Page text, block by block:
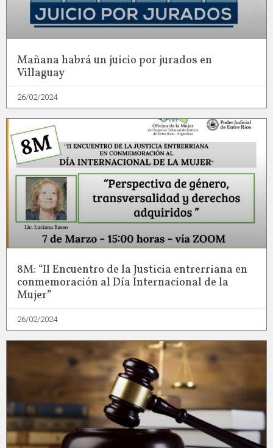
Mañana habrá un juicio por jurados en
Villaguay
26/02/2024
8M: “II Encuentro de la Justicia entrerriana en
conmemoración al Día Internacional de la
Mujer”
26/02/2024